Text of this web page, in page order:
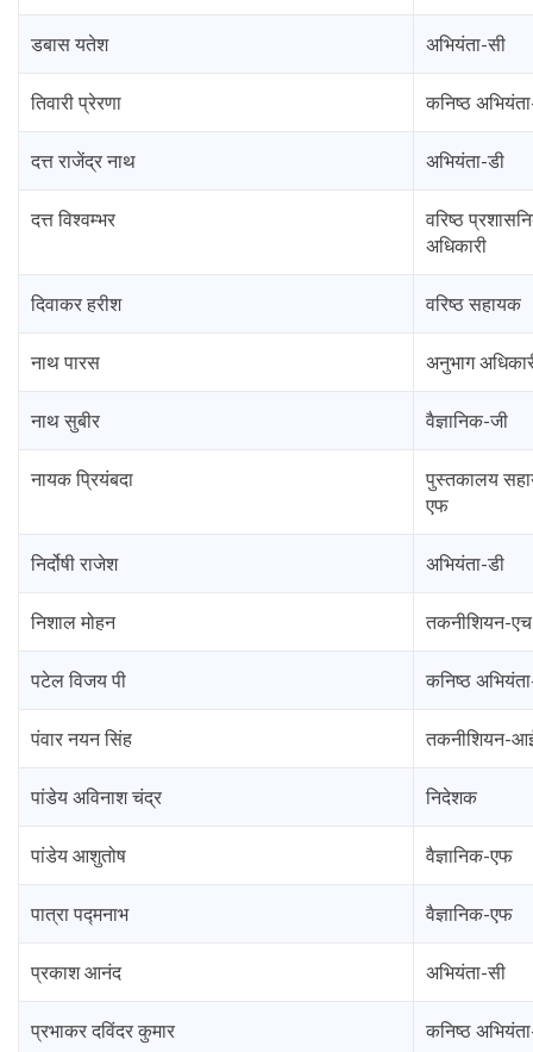
डबास यतेश अभियंता-सी
तिवारी प्रेरणा कनिष्ठ
दत्त राजेंद्र नाथ अभियंता-डी
दत्त विश्वम्भर
वरिष्ठ
अधिकारी
दिवाकर हरीश वरिष्ठ सहायक
नाथ पारस अनुभाग
नाथ सुबीर वैज्ञानिक-जी
नायक प्रियंबदा
पुस्तकालय
एफ
निर्दोषी राजेश अभियंता-डी
निशाल मोहन तकनीशियन-एच
पटेल विजय पी कनिष्ठ
पंवार नयन सिंह तकनीशियन-
पांडेय अविनाश चंद्र निदेशक
पांडेय आशुतोष वैज्ञानिक-एफ
पात्रा पद्मनाभ वैज्ञानिक-एफ
प्रकाश आनंद अभियंता-सी
प्रभाकर दविंदर कुमार कनिष्ठ